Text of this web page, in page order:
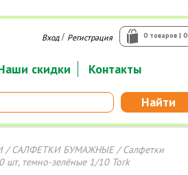
скидки Контакты
Найти
0 товаров | 0
Вход/ Регистрация
/САЛФЕТКИ БУМАЖНЫЕ/Салфетки
темно-зелёные 1/10 Tork